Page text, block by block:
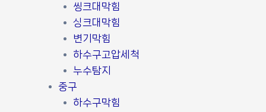
씽크대막힘
싱크대막힘
변기막힘
하수구고압세척
누수탐지
중구
하수구막힘